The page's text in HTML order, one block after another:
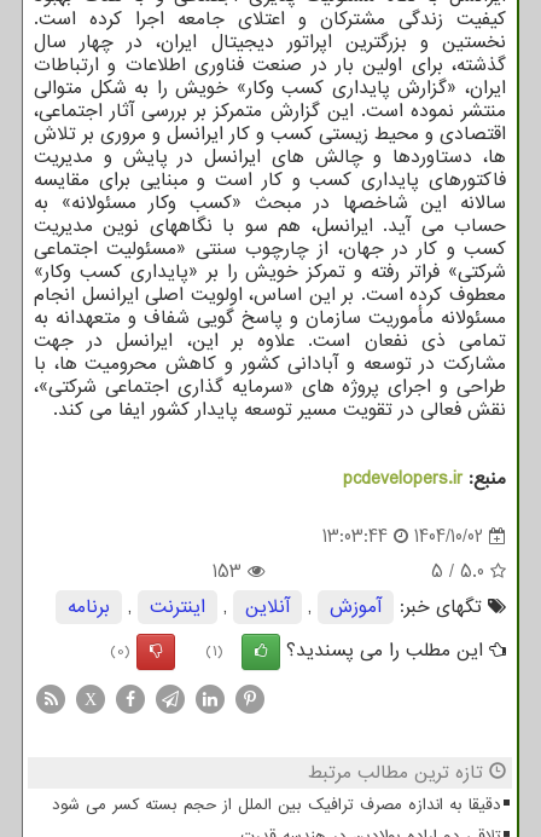
کیفیت زندگی مشترکان و اعتلای جامعه اجرا کرده است.
نخستین و بزرگترین اپراتور دیجیتال ایران، در چهار سال
گذشته، برای اولین بار در صنعت فناوری اطلاعات و ارتباطات
ایران، «گزارش پایداری کسب وکار» خویش را به شکل متوالی
منتشر نموده است. این گزارش متمرکز بر بررسی آثار اجتماعی،
اقتصادی و محیط زیستی کسب و کار ایرانسل و مروری بر تلاش
ها، دستاوردها و چالش های ایرانسل در پایش و مدیریت
فاکتورهای پایداری کسب و کار است و مبنایی برای مقایسه
سالانه این شاخصها در مبحث «کسب وکار مسئولانه» به
حساب می آید. ایرانسل، هم سو با نگاههای نوین مدیریت
کسب و کار در جهان، از چارچوب سنتی «مسئولیت اجتماعی
شرکتی» فراتر رفته و تمرکز خویش را بر «پایداری کسب وکار»
معطوف کرده است. بر این اساس، اولویت اصلی ایرانسل انجام
مسئولانه مأموریت سازمان و پاسخ گویی شفاف و متعهدانه به
تمامی ذی نفعان است. علاوه بر این، ایرانسل در جهت
مشارکت در توسعه و آبادانی کشور و کاهش محرومیت ها، با
طراحی و اجرای پروژه های «سرمایه گذاری اجتماعی شرکتی»،
نقش فعالی در تقویت مسیر توسعه پایدار کشور ایفا می کند.
منبع:pcdevelopers.ir
1404/10/02
13:03:44
5.0
/
5
153
تگهای خبر:
آموزش , آنلاین , اینترنت ,
برنامه
این مطلب را می پسندید؟
(1)
(0)
X
تازه ترین مطالب مرتبط
دقیقا به اندازه مصرف ترافیک بین الملل از حجم بسته کسر می شود